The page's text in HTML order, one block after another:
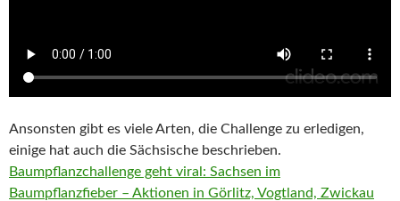
Ansonsten gibt es viele Arten, die Challenge zu erledigen,
einige hat auch die Sächsische beschrieben.
Baumpflanzchallenge geht viral: Sachsen im
Baumpflanzfieber – Aktionen in Görlitz, Vogtland, Zwickau